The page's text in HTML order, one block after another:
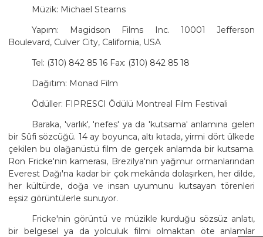
Müzik: Michael Stearns
Yapım: Magidson Films Inc. 10001 Jefferson
Boulevard, Culver City, California, USA
Tel: (310) 842 85 16 Fax: (310) 842 85 18
Dağıtım: Monad Film
Ödüller: FIPRESCI Ödülü Montreal Film Festivali
Baraka, 'varlık', 'nefes' ya da 'kutsama' anlamına gelen
bir Sûfi sözcüğü. 14 ay boyunca, altı kıtada, yirmi dört ülkede
çekilen bu olağanüstü film de gerçek anlamda bir kutsama.
Ron Fricke'nin kamerası, Brezilya'nın yağmur ormanlarından
Everest Dağı'na kadar bir çok mekânda dolaşırken, her dilde,
her kültürde, doğa ve insan uyumunu kutsayan törenleri
eşsiz görüntülerle sunuyor.
Fricke'nin görüntü ve müzikle kurduğu sözsüz anlatı,
bir belgesel ya da yolculuk filmi olmaktan öte anlamlar